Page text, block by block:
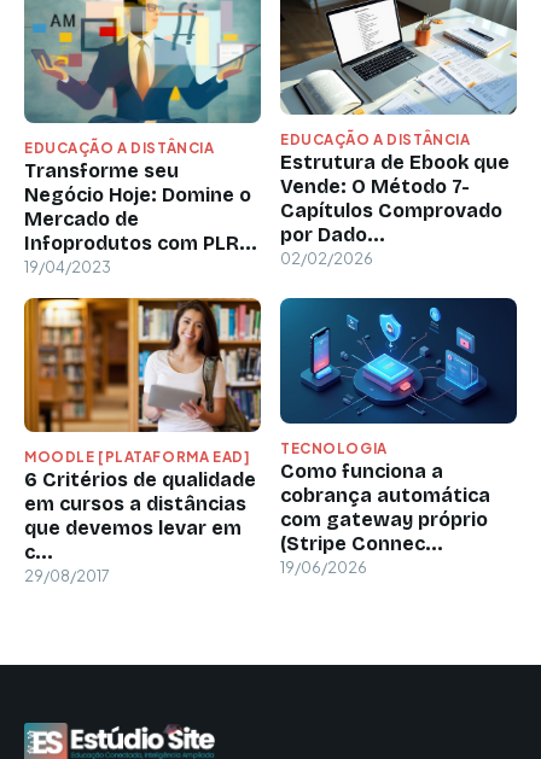
EDUCAÇÃO A DISTÂNCIA
Transforme seu
Negócio Hoje: Domine o
Mercado de
Infoprodutos com PLR...
19/04/2023
EDUCAÇÃO A DISTÂNCIA
Estrutura de Ebook que
Vende: O Método 7-
Capítulos Comprovado
por Dado...
02/02/2026
MOODLE [PLATAFORMA EAD]
6 Critérios de qualidade
em cursos a distâncias
que devemos levar em
c...
29/08/2017
TECNOLOGIA
Como funciona a
cobrança automática
com gateway próprio
(Stripe Connec...
19/06/2026